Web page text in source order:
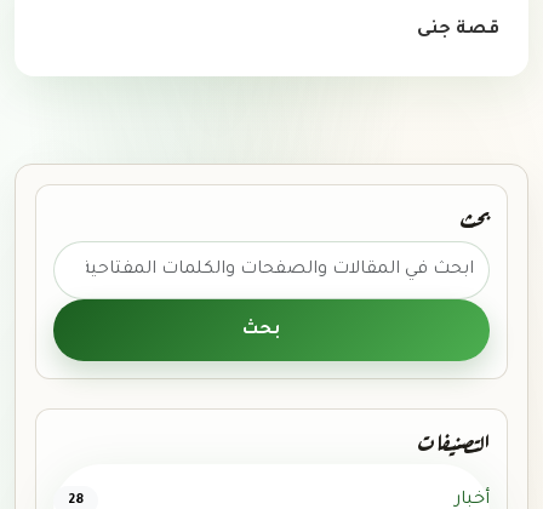
قصة جنى
بحث
ابحث عن:
بحث
التصنيفات
أخبار 28